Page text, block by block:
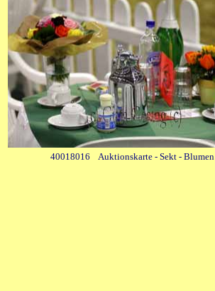
40018016 Auktionskarte - Sekt - Blumen